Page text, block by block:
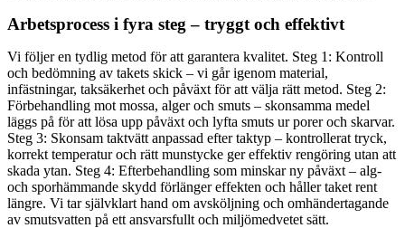
Arbetsprocess i fyra steg – tryggt och effektivt
Vi följer en tydlig metod för att garantera kvalitet. Steg 1: Kontroll
och bedömning av takets skick – vi går igenom material,
infästningar, taksäkerhet och påväxt för att välja rätt metod. Steg 2:
Förbehandling mot mossa, alger och smuts – skonsamma medel
läggs på för att lösa upp påväxt och lyfta smuts ur porer och skarvar.
Steg 3: Skonsam taktvätt anpassad efter taktyp – kontrollerat tryck,
korrekt temperatur och rätt munstycke ger effektiv rengöring utan att
skada ytan. Steg 4: Efterbehandling som minskar ny påväxt – alg-
och sporhämmande skydd förlänger effekten och håller taket rent
längre. Vi tar självklart hand om avsköljning och omhändertagande
av smutsvatten på ett ansvarsfullt och miljömedvetet sätt.